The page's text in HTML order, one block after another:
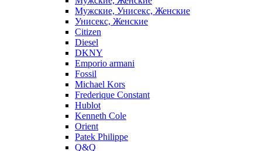
Мужские, Унисекс, Женские
Унисекс, Женские
Citizen
Diesel
DKNY
Emporio armani
Fossil
Michael Kors
Frederique Constant
Hublot
Kenneth Cole
Orient
Patek Philippe
Q&Q